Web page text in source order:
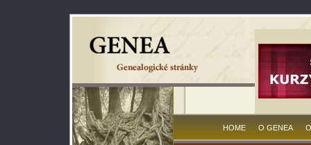
HOME O GENEA